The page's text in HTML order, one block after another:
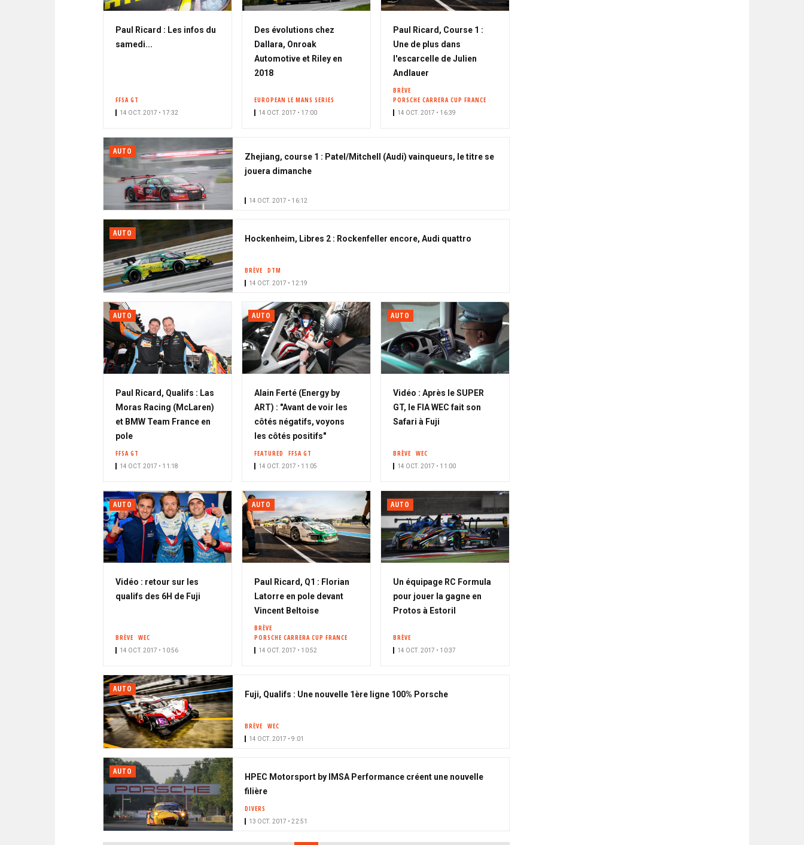
Paul Ricard : Les infos du
samedi...
FFSA GT
14 OCT. 2017 • 17:32
Des évolutions chez
Dallara, Onroak
Automotive et Riley en
2018
EUROPEAN LE MANS SERIES
14 OCT. 2017 • 17:00
Paul Ricard, Course 1 :
Une de plus dans
l'escarcelle de Julien
Andlauer
BRÈVE
PORSCHE CARRERA CUP FRANCE
14 OCT. 2017 • 16:39
AUTO
Zhejiang, course 1 : Patel/Mitchell (Audi) vainqueurs, le titre se
jouera dimanche
14 OCT. 2017 • 16:12
AUTO
Hockenheim, Libres 2 : Rockenfeller encore, Audi quattro
BRÈVE DTM
14 OCT. 2017 • 12:19
AUTO
Paul Ricard, Qualifs : Las
Moras Racing (McLaren)
et BMW Team France en
pole
FFSA GT
14 OCT. 2017 • 11:18
AUTO
Alain Ferté (Energy by
ART) : "Avant de voir les
côtés négatifs, voyons
les côtés positifs"
FEATURED FFSA GT
14 OCT. 2017 • 11:05
AUTO
Vidéo : Après le SUPER
GT, le FIA WEC fait son
Safari à Fuji
BRÈVE WEC
14 OCT. 2017 • 11:00
AUTO
Vidéo : retour sur les
qualifs des 6H de Fuji
BRÈVE WEC
14 OCT. 2017 • 10:56
AUTO
Paul Ricard, Q1 : Florian
Latorre en pole devant
Vincent Beltoise
BRÈVE
PORSCHE CARRERA CUP FRANCE
14 OCT. 2017 • 10:52
AUTO
Un équipage RC Formula
pour jouer la gagne en
Protos à Estoril
BRÈVE
14 OCT. 2017 • 10:37
AUTO
Fuji, Qualifs : Une nouvelle 1ère ligne 100% Porsche
BRÈVE WEC
14 OCT. 2017 • 9:01
AUTO
HPEC Motorsport by IMSA Performance créent une nouvelle
filière
DIVERS
13 OCT. 2017 • 22:51